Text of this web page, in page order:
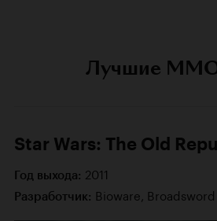
Лучшие
Star Wars: The Old
Год выхода: 2011
Разработчик: Bioware,